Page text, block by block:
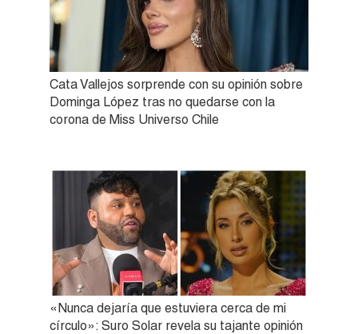
Cata Vallejos sorprende con su opinión sobre
Dominga López tras no quedarse con la
corona de Miss Universo Chile
«Nunca dejaría que estuviera cerca de mi
círculo»: Suro Solar revela su tajante opinión